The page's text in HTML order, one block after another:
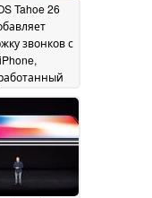
Tahoe 26
звонков с
iPhone,
и новые
10 June
2025